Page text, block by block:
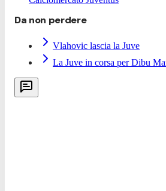
Da non perdere
Vlahovic lascia la Juve
La Juve in corsa per Dibu